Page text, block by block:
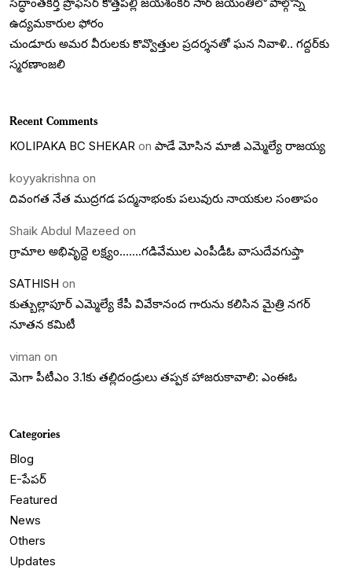
ఉద్యమకారుల ఫోరం
చుండూరు అమర వీరులకు కొవ్వొత్తుల ప్రదర్శనతో ఘన నివాళి.. గద్దర్‌కు
స్మరణాంజలి
Recent Comments
KOLIPAKA BC SHEKAR on పాడే మోసిన మాజీ ఎమ్మెల్యే రాజయ్య
koyyakrishna on
దివంగత నేత ముద్రగడ పద్మనాభంకు పలువురు నాయకుల సంతాపం
Shaik Abdul Mazeed on
గ్రామాల అభివృద్దె లక్ష్యం…….గడివేముల ఎంపీడీఓ వాసుదేవగుప్తా
SATHISH on
కుత్బుల్లాపూర్ ఎమ్మెల్యే కేపీ వివేకానంద గారును కలిసిన మైత్రి నగర్
నూతన కమిటీ
viman on
మెగా పీటీఎం 3.1కు తల్లిదండ్రులు తప్పక హాజరుకావాలి: ఎంఈఓ
Categories
Blog
E-పేపర్
Featured
News
Others
Updates